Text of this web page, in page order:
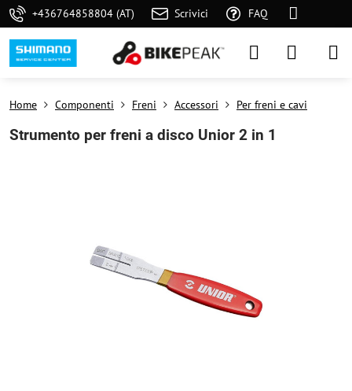
+436764858804 (AT) Scrivici FAQ
Home Componenti Freni Accessori Per freni e cavi
Strumento per freni a disco Unior 2 in 1